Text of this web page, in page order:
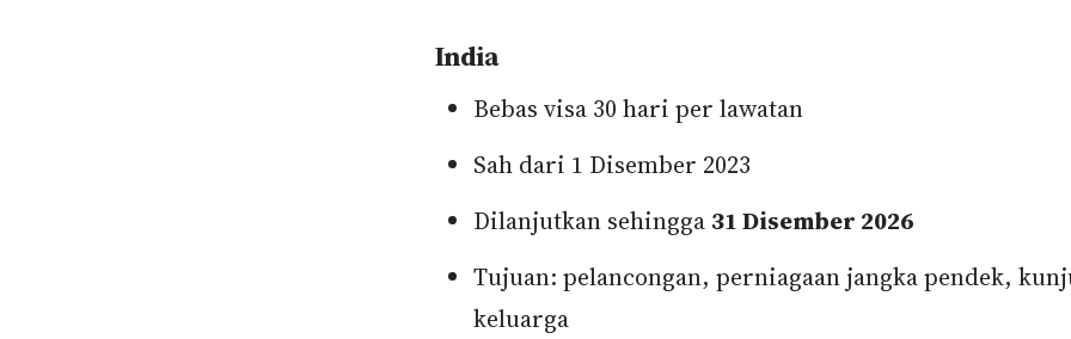
India
Bebas visa 30 hari per lawatan
Sah dari 1 Disember 2023
Dilanjutkan sehingga31 Disember 2026
Tujuan: pelancongan, perniagaan jangka pendek,
keluarga